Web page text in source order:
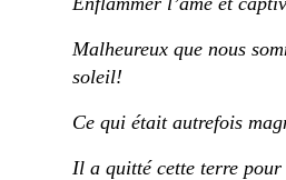
Malheureux que nous
soleil!
Ce qui était autrefois
Il a quitté cette terre